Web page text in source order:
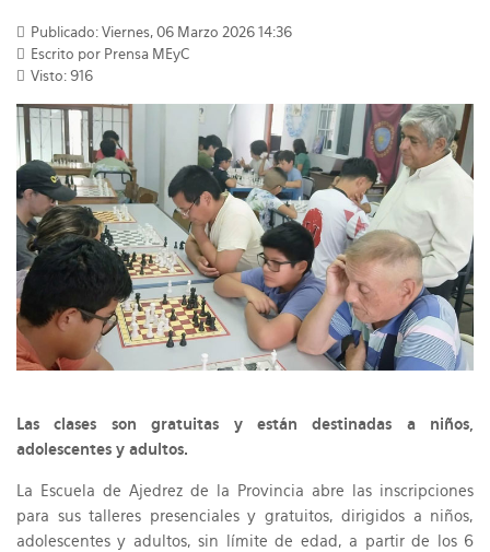
Publicado: Viernes, 06 Marzo 2026 14:36
Escrito por Prensa MEyC
Visto: 916
Las clases son gratuitas y están destinadas a niños,
adolescentes y adultos.
La Escuela de Ajedrez de la Provincia abre las inscripciones
para sus talleres presenciales y gratuitos, dirigidos a niños,
adolescentes y adultos, sin límite de edad, a partir de los 6